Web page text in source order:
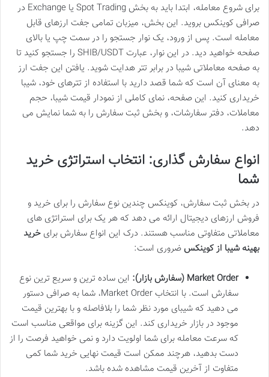
برای شروع معامله، ابتدا باید به بخش Spot Trading یا Exchange در
صرافی کوینکس بروید. این بخش، میزبان تمامی جفت ارزهای قابل
معامله است. پس از ورود، یک نوار جستجو را در سمت چپ یا بالای
صفحه خواهید دید. در این نوار، عبارت SHIB/USDT را جستجو کنید تا
به صفحه معاملاتی شیبا در برابر تتر هدایت شوید. یافتن این جفت ارز
به معنای آن است که شما قصد دارید با استفاده از تترهای خود، شیبا
خریداری کنید. این صفحه، نمای کاملی از نمودار قیمت شیبا، حجم
معاملات، دفتر سفارشات، و بخش ثبت سفارش را به شما نمایش می
دهد.
انواع سفارش گذاری: انتخاب استراتژی خرید
شما
در بخش ثبت سفارش، کوینکس چندین نوع سفارش را برای خرید و
فروش ارزهای دیجیتال ارائه می دهد که هر یک برای استراتژی های
معاملاتی متفاوتی مناسب هستند. درک این انواع سفارش برای خرید
بهینه شیبا از کوینکس ضروری است:
Market Order (سفارش بازار):
این ساده ترین و سریع ترین نوع
سفارش است. با انتخاب Market Order، شما به صرافی دستور
می دهید که شیبای مورد نظر شما را بلافاصله و با بهترین قیمت
موجود در بازار خریداری کند. این گزینه برای مواقعی مناسب است
که سرعت معامله برای شما اولویت دارد و نمی خواهید فرصت را از
دست بدهید، هرچند ممکن است قیمت نهایی خرید شما کمی
متفاوت از آخرین قیمت مشاهده شده باشد.